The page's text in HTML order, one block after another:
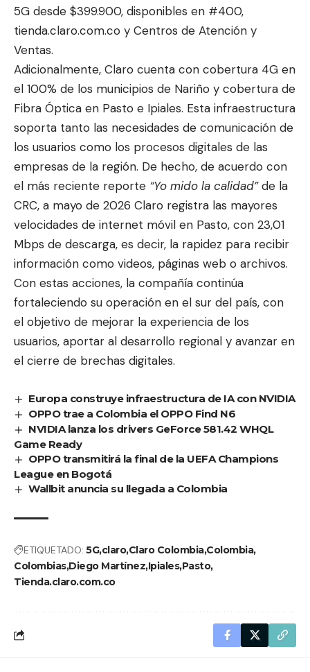
5G desde $399.900, disponibles en #400,
tienda.claro.com.co y Centros de Atención y
Ventas.
Adicionalmente, Claro cuenta con cobertura 4G en
el 100% de los municipios de Nariño y cobertura de
Fibra Óptica en Pasto e Ipiales. Esta infraestructura
soporta tanto las necesidades de comunicación de
los usuarios como los procesos digitales de las
empresas de la región. De hecho, de acuerdo con
el más reciente reporte “Yo mido la calidad”de la
CRC, a mayo de 2026 Claro registra las mayores
velocidades de internet móvil en Pasto, con 23,01
Mbps de descarga, es decir, la rapidez para recibir
información como videos, páginas web o archivos.
Con estas acciones, la compañía continúa
fortaleciendo su operación en el sur del país, con
el objetivo de mejorar la experiencia de los
usuarios, aportar al desarrollo regional y avanzar en
el cierre de brechas digitales.
Europa construye infraestructura de IA con NVIDIA
OPPO trae a Colombia el OPPO Find N6
NVIDIA lanza los drivers GeForce 581.42 WHQL
Game Ready
OPPO transmitirá la final de la UEFA Champions
League en Bogotá
Wallbit anuncia su llegada a Colombia
ETIQUETADO: 5GclaroClaro ColombiaColombia
ColombiasDiego MartínezIpialesPasto
Tienda.claro.com.co